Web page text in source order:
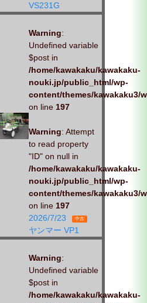
ホンダ CS100KN
販売価格 ￥148,000-(税込)
商品コード CS100KN_1
VS231G
Warning:
Undefined variable
$post in
/home/kawakaku/kawakaku-
nouki.jp/public_html/wp-
content/themes/kawakaku3/
on line 197
Warning: Attempt
to read property
"ID" on null in
/home/kawakaku/kawakaku-
nouki.jp/public_html/wp-
content/themes/kawakaku3/
on line 197
2026/7/23
中古
ヤンマー VP1
Warning:
Undefined variable
$post in
/home/kawakaku/kawakaku-